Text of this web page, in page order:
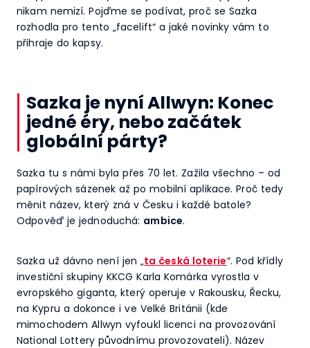
nikam nemizí. Pojďme se podívat, proč se Sazka
rozhodla pro tento „facelift“ a jaké novinky vám to
přihraje do kapsy.
Sazka je nyní Allwyn: Konec
jedné éry, nebo začátek
globální párty?
Sazka tu s námi byla přes 70 let. Zažila všechno – od
papírových sázenek až po mobilní aplikace. Proč tedy
měnit název, který zná v Česku i každé batole?
Odpověď je jednoduchá: ambice.
Sazka už dávno není jen „ta česká loterie“. Pod křídly
investiční skupiny KKCG Karla Komárka vyrostla v
evropského giganta, který operuje v Rakousku, Řecku,
na Kypru a dokonce i ve Velké Británii (kde
mimochodem Allwyn vyfoukl licenci na provozování
National Lottery původnímu provozovateli). Název